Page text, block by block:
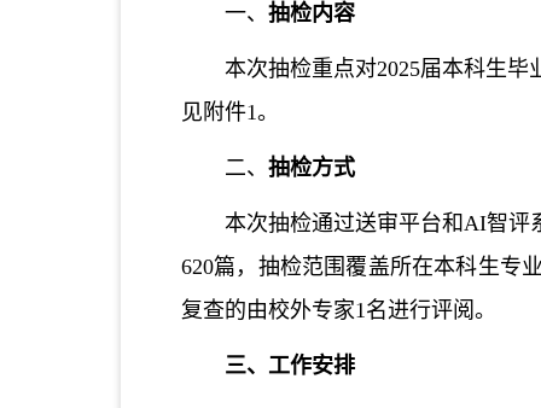
一、 抽检内容
本次抽检重点对2025届本科生
见附件1。
二、 抽检方式
本次抽检通过送审平台和AI智评
620篇，抽检范围覆盖所在本科生专
复查的由校外专家1名进行评阅。
三、工作安排